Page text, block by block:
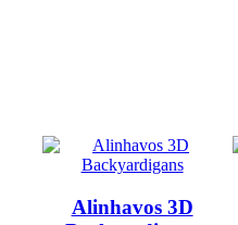
Alinhavos 3D